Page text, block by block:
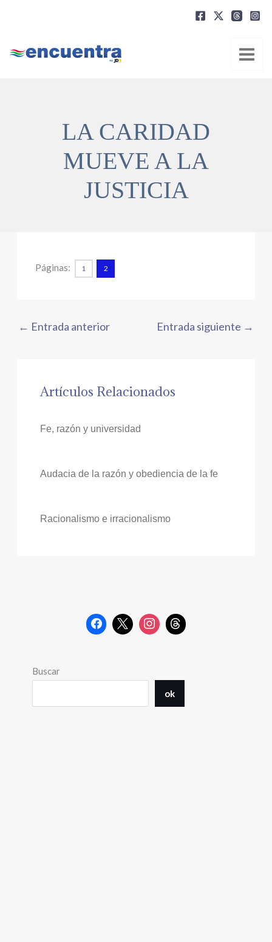
LA CARIDAD
MUEVE A LA
JUSTICIA
Páginas: 1 2
← Entrada anterior Entrada siguiente →
Artículos Relacionados
Fe, razón y universidad
Audacia de la razón y obediencia de la fe
Racionalismo e irracionalismo
Buscar
ok